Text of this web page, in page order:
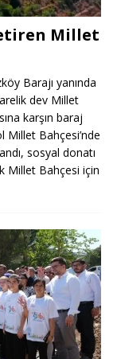
Millet
Barajı yanında
dev Millet
karşın baraj
Millet Bahçesi’nde
sosyal donatı
Millet Bahçesi için